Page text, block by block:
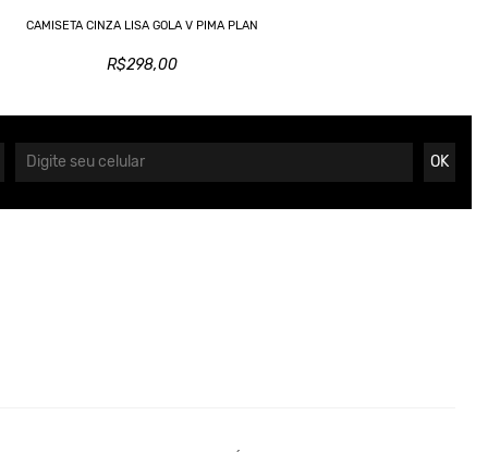
CAMISETA CINZA LISA GOLA V PIMA PLAN
R$298,00
OK